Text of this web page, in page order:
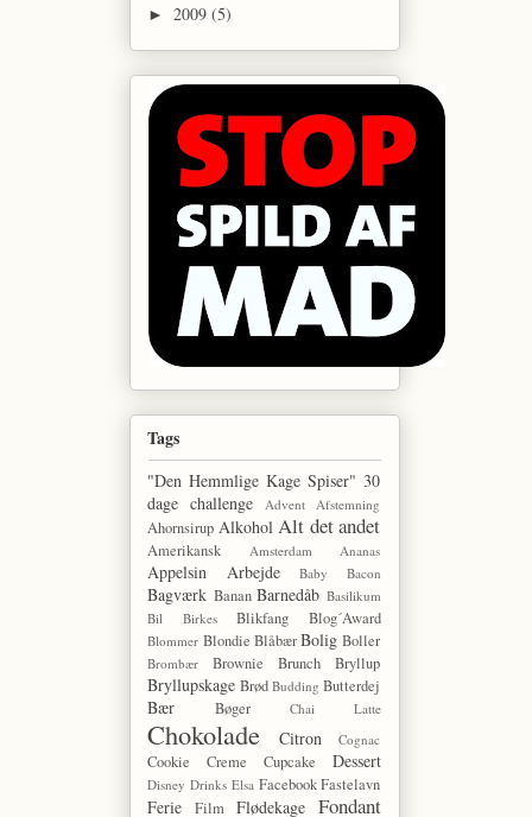
►2009(5)
Tags
"Den Hemmlige Kage Spiser" 30
dage challenge
Advent Afstemning
Ahornsirup Alkohol Alt det andet
Amerikansk Amsterdam Ananas
Appelsin Arbejde Baby Bacon
Bagværk Banan Barnedåb Basilikum
Bil
Birkes Blikfang Blog´Award
Blommer Blondie BlåbærBolig Boller
Brombær Brownie Brunch Bryllup
Bryllupskage Brød Budding Butterdej
Bær Bøger Chai Latte
Chokolade Citron Cognac
Cookie Creme Cupcake Dessert
Disney Drinks Elsa Facebook Fastelavn
Ferie Film Flødekage Fondant